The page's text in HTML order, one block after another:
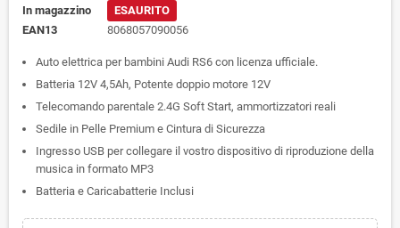
In magazzino
ESAURITO
EAN13
8068057090056
Auto elettrica per bambini Audi RS6 con licenza ufficiale.
Batteria 12V 4,5Ah, Potente doppio motore 12V
Telecomando parentale 2.4G Soft Start, ammortizzatori reali
Sedile in Pelle Premium e Cintura di Sicurezza
Ingresso USB per collegare il vostro dispositivo di riproduzione della
musica in formato MP3
Batteria e Caricabatterie Inclusi